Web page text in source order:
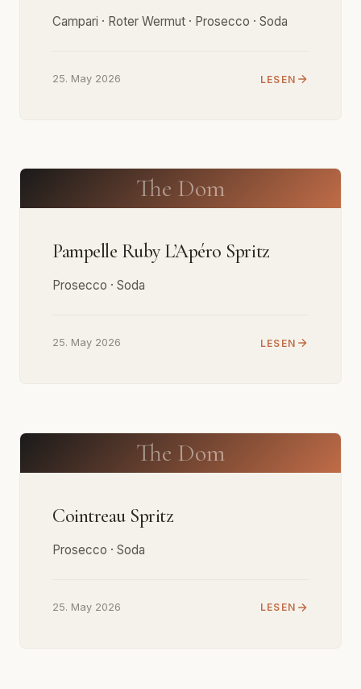
Campari · Roter Wermut · Prosecco · Soda
25. May 2026 LESEN
The Dom
Pampelle Ruby L’Apéro Spritz
Prosecco · Soda
25. May 2026 LESEN
The Dom
Cointreau Spritz
Prosecco · Soda
25. May 2026 LESEN